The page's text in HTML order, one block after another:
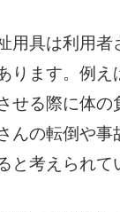
用具は利用者
ります。例
せる際に体の
んの転倒や事
と考えられて